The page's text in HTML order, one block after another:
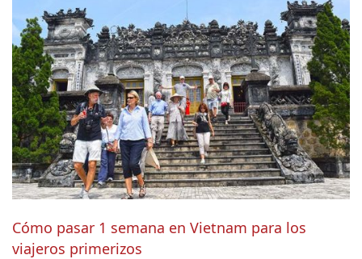
Cómo pasar 1 semana en Vietnam para los
viajeros primerizos